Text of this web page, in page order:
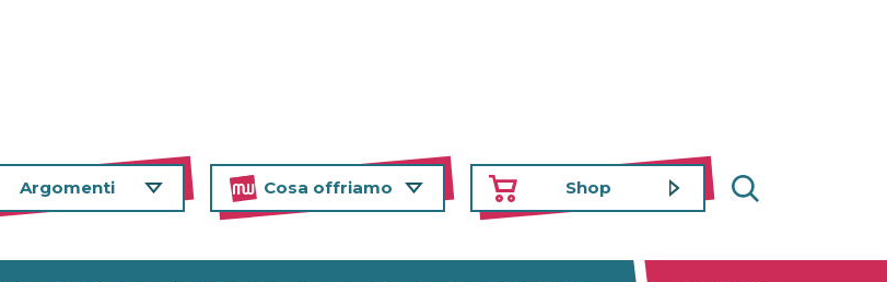
Argomenti Cosa offriamo Shop